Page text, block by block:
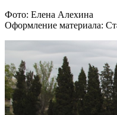
Фото: Елена Алехина
Оформление материала: